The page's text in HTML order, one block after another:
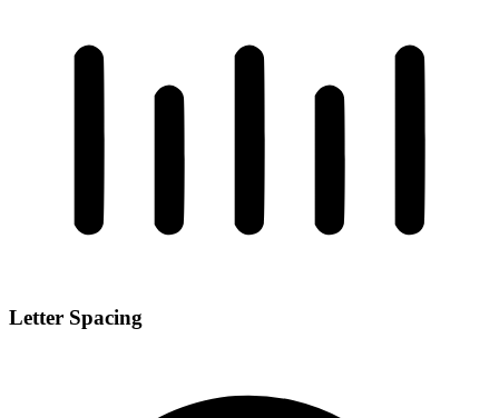
Letter Spacing